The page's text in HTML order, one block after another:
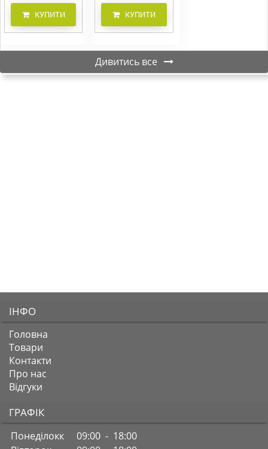
КУПИТИ КУПИТИ
Дивитись все
ІНФО
Головна
Товари
Контакти
Про нас
Відгуки
ГРАФІК
Понеділокк
09:00 - 18:00